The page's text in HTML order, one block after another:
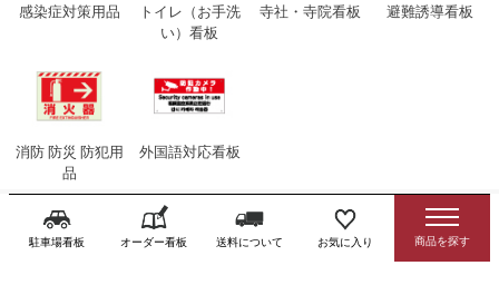
駐車場看板 オーダー看板 送料について お気に入り
感染症対策用品
トイレ（お手洗
い）看板
寺社・寺院看板 避難誘導看板
消防 防災 防犯用
品
外国語対応看板